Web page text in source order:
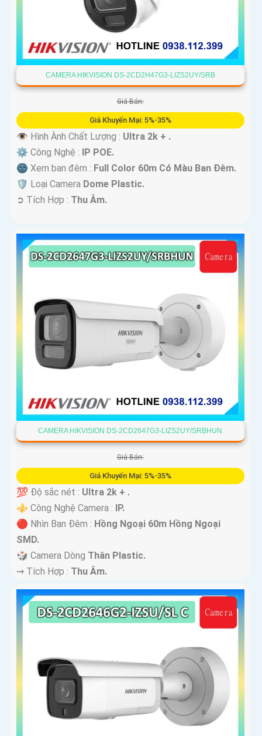
CAMERA HIKVISION DS-2CD2H47G3-LIZS2UY/SRB
Giá Bán:
Giá Khuyến Mại: 5%-35%
👁 Hình Ành Chất Lượng : Ultra 2k + .
⚙ Công Nghệ : IP POE.
🌚 Xem ban đêm : Full Color 60m Có Màu Ban Ðêm.
🛡 Loại Camera Dome Plastic.
️➲ Tích Hợp : Thu Âm.
CAMERA HIKVISION DS-2CD2647G3-LIZS2UY/SRBHUN
Giá Bán:
Giá Khuyến Mại: 5%-35%
💯 Độ sắc nét : Ultra 2k + .
⚜️ Công Nghệ Camera : IP.
🔴 Nhìn Ban Đêm : Hồng Ngoại 60m Hồng Ngoại
SMD.
🎲 Camera Dòng Thân Plastic.
️⇝ Tích Hợp : Thu Âm.